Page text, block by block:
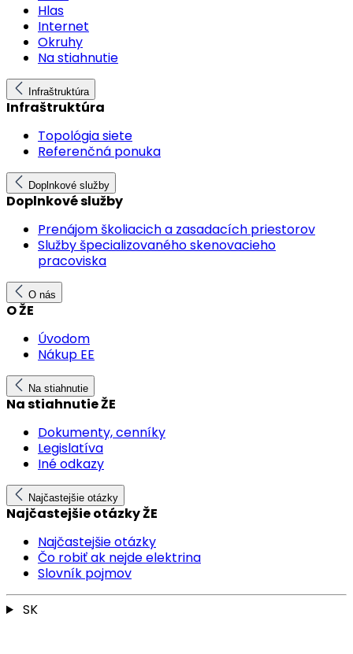
Hlas
Internet
Okruhy
Na stiahnutie
Infraštruktúra
Infraštruktúra
Topológia siete
Referenčná ponuka
Doplnkové služby
Doplnkové služby
Prenájom školiacich a zasadacích priestorov
Služby špecializovaného skenovacieho
pracoviska
O nás
O ŽE
Úvodom
Nákup EE
Na stiahnutie
Na stiahnutie ŽE
Dokumenty, cenníky
Legislatíva
Iné odkazy
Najčastejšie otázky
Najčastejšie otázky ŽE
Najčastejšie otázky
Čo robiť ak nejde elektrina
Slovník pojmov
SK